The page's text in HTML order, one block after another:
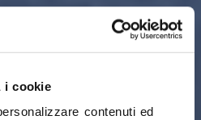
i cookie
contenuti ed